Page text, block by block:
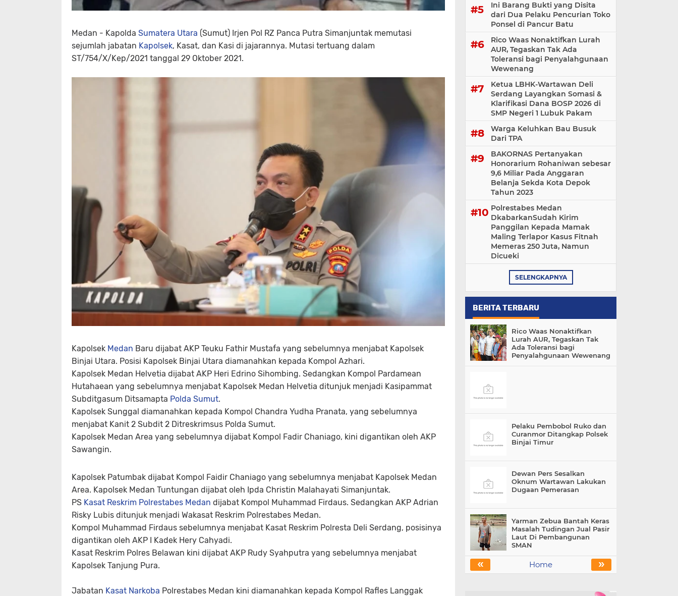
Medan - Kapolda Sumatera Utara (Sumut) Irjen Pol RZ Panca Putra Simanjuntak memutasi
sejumlah jabatan Kapolsek, Kasat, dan Kasi di jajarannya. Mutasi tertuang dalam
ST/754/X/Kep/2021 tanggal 29 Oktober 2021.
Kapolsek Medan Baru dijabat AKP Teuku Fathir Mustafa yang sebelumnya menjabat Kapolsek
Binjai Utara. Posisi Kapolsek Binjai Utara diamanahkan kepada Kompol Azhari.
Kapolsek Medan Helvetia dijabat AKP Heri Edrino Sihombing. Sedangkan Kompol Pardamean
Hutahaean yang sebelumnya menjabat Kapolsek Medan Helvetia ditunjuk menjadi Kasipammat
Subditgasum Ditsamapta Polda Sumut.
Kapolsek Sunggal diamanahkan kepada Kompol Chandra Yudha Pranata, yang sebelumnya
menjabat Kanit 2 Subdit 2 Ditreskrimsus Polda Sumut.
Kapolsek Medan Area yang sebelumnya dijabat Kompol Fadir Chaniago, kini digantikan oleh AKP
Sawangin.
Kapolsek Patumbak dijabat Kompol Faidir Chaniago yang sebelumnya menjabat Kapolsek Medan
Area. Kapolsek Medan Tuntungan dijabat oleh Ipda Christin Malahayati Simanjuntak.
PS Kasat Reskrim Polrestabes Medan dijabat Kompol Muhammad Firdaus. Sedangkan AKP Adrian
Risky Lubis ditunjuk menjadi Wakasat Reskrim Polrestabes Medan.
Kompol Muhammad Firdaus sebelumnya menjabat Kasat Reskrim Polresta Deli Serdang, posisinya
digantikan oleh AKP I Kadek Hery Cahyadi.
Kasat Reskrim Polres Belawan kini dijabat AKP Rudy Syahputra yang sebelumnya menjabat
Kapolsek Tanjung Pura.
Jabatan Kasat Narkoba Polrestabes Medan kini diamanahkan kepada Kompol Rafles Langgak
Ini Barang Bukti yang Disita
dari Dua Pelaku Pencurian Toko
Ponsel di Pancur Batu
Rico Waas Nonaktifkan Lurah
AUR, Tegaskan Tak Ada
Toleransi bagi Penyalahgunaan
Wewenang
Ketua LBHK-Wartawan Deli
Serdang Layangkan Somasi &
Klarifikasi Dana BOSP 2026 di
SMP Negeri 1 Lubuk Pakam
Warga Keluhkan Bau Busuk
Dari TPA
BAKORNAS Pertanyakan
Honorarium Rohaniwan sebesar
9,6 Miliar Pada Anggaran
Belanja Sekda Kota Depok
Tahun 2023
Polrestabes Medan
DkabarkanSudah Kirim
Panggilan Kepada Mamak
Maling Terlapor Kasus Fitnah
Memeras 250 Juta, Namun
Dicueki
SELENGKAPNYA
BERITA TERBARU
Rico Waas Nonaktifkan
Lurah AUR, Tegaskan Tak
Ada Toleransi bagi
Penyalahgunaan Wewenang
Pelaku Pembobol Ruko dan
Curanmor Ditangkap Polsek
Binjai Timur
Dewan Pers Sesalkan
Oknum Wartawan Lakukan
Dugaan Pemerasan
Yarman Zebua Bantah Keras
Masalah Tudingan Jual Pasir
Laut Di Pembangunan
SMAN
« »
Home